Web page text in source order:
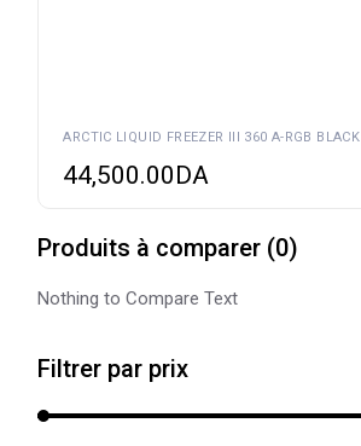
ARCTIC LIQUID FREEZER III 360 A-RGB BLACK
44,500.00DA
Produits à comparer (0)
Nothing to Compare Text
Filtrer par prix